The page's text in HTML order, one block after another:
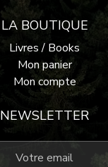
LA BOUTIQUE
Livres / Books
Mon panier
Mon compte
NEWSLETTER